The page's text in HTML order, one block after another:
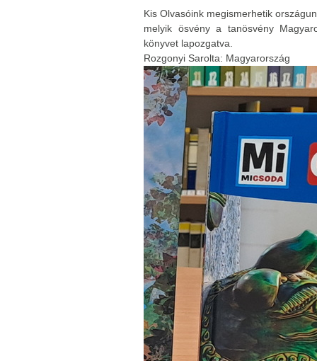
Kis Olvasóink megismerhetik
melyik ösvény a tanösvény
könyvet lapozgatva.
Rozgonyi Sarolta: Magyarország